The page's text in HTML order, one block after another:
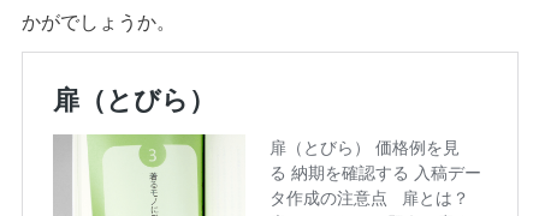
かがでしょうか。